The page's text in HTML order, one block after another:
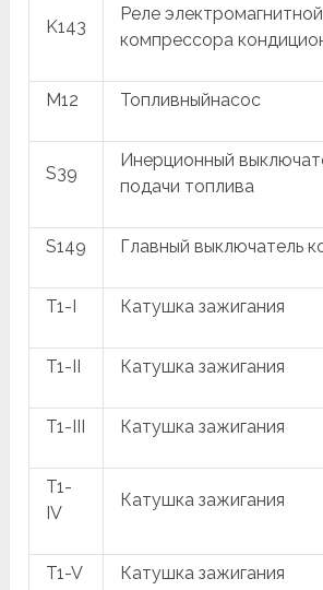
K143
Реле
компрессора
M12 Топливныйнасос
S39
Инерционный
подачи топлива
S149 Главный выключатель
T1-I Катушка зажигания
T1-II Катушка зажигания
T1-III Катушка зажигания
T1-
IV
Катушка зажигания
T1-V Катушка зажигания